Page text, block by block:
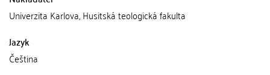
Univerzita Karlova, Husitská teologická fakulta
Jazyk
Čeština